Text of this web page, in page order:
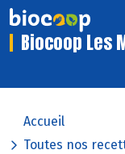
Biocoop Les
Accueil
Toutes nos